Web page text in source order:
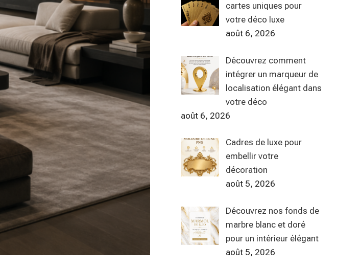
cartes uniques pour
votre déco luxe
août 6, 2026
Découvrez comment
intégrer un marqueur de
localisation élégant dans
votre déco
août 6, 2026
Cadres de luxe pour
embellir votre
décoration
août 5, 2026
Découvrez nos fonds de
marbre blanc et doré
pour un intérieur élégant
août 5, 2026